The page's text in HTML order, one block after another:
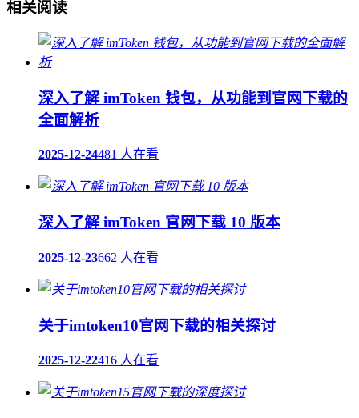
相关阅读
深入了解 imToken 钱包，从功能到官网下载的
全面解析
2025-12-24481 人在看
深入了解 imToken 官网下载 10 版本
2025-12-23662 人在看
关于imtoken10官网下载的相关探讨
2025-12-22416 人在看